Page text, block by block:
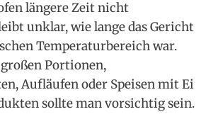
längere Zeit nicht
unklar, wie lange das Gericht
Temperaturbereich war.
Portionen,
Aufläufen oder Speisen mit Ei
sollte man vorsichtig sein.